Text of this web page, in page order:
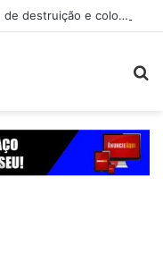
Ciclone mata 1 no Sul, deixa rastro de destruição e coloca 11 estados em alerta